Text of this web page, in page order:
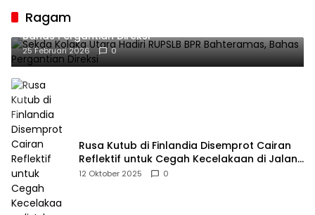
Ragam
Sekda Kolaka Utara Hadiri RUPSLB BPR Bahteramas,
Bahas Pergantian Direksi
25 Februari 2026 0
Rusa Kutub di Finlandia Disemprot Cairan
Reflektif untuk Cegah Kecelakaan di Jalan
Raya
12 Oktober 2025 0